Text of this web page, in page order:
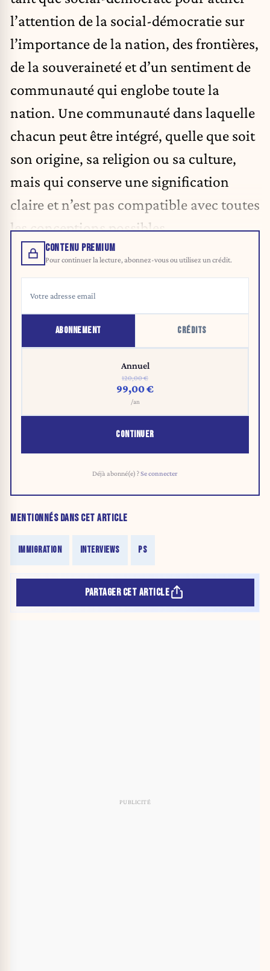
l’attention de la social-démocratie sur
l’importance de la nation, des frontières,
de la souveraineté et d’un sentiment de
communauté qui englobe toute la
nation. Une communauté dans laquelle
chacun peut être intégré, quelle que soit
son origine, sa religion ou sa culture,
mais qui conserve une signification
claire et n’est pas compatible avec toutes
les conceptions possibles.
CONTENU PREMIUM
Pour continuer la lecture, abonnez-vous ou utilisez un crédit.
ABONNEMENT CRÉDITS
Annuel
120,00 €
99,00 €
/an
CONTINUER
Déjà abonné(e) ?Se connecter
MENTIONNÉS DANS CET ARTICLE
IMMIGRATION INTERVIEWS PS
PARTAGER CET ARTICLE